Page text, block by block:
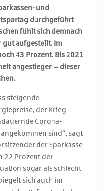
und
durchgeführt
fühlt sich demnach
gut aufgestellt. Im
43 Prozent. Bis 2021
angestiegen – dieser
steigende
der Krieg
Corona-
sind“, sagt
der Sparkasse
22 Prozent der
sogar als schlecht
sich auch im